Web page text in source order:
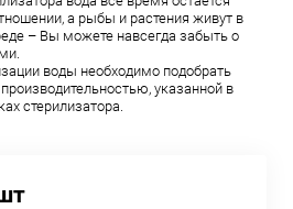
а рыбы и растения живут в
– Вы можете навсегда забыть о
воды необходимо подобрать
указанной в
стерилизатора.